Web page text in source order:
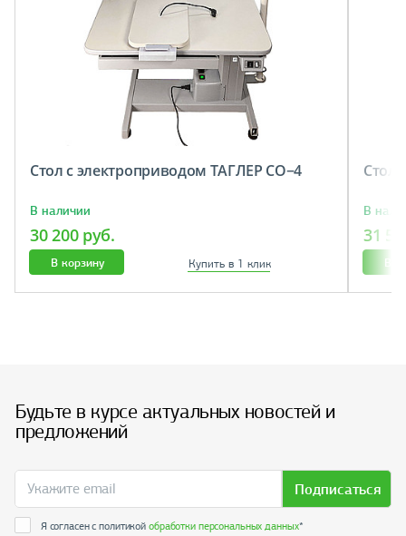
Стол с электроприводом ТАГЛЕР СО−4
В наличии
30 200 руб.
В корзину Купить в 1 клик
Cтол
В
31
В
Будьте в курсе актуальных новостей и
предложений
Подписаться
Я согласен с политикойобработки персональных данных*